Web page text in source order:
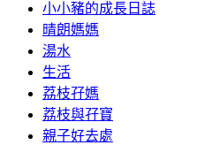
小小豬的成長日誌
晴朗媽媽
湯水
生活
荔枝孖媽
荔枝與孖寶
親子好去處